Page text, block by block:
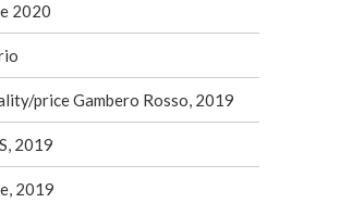
2020
price Gambero Rosso, 2019
2019
2019